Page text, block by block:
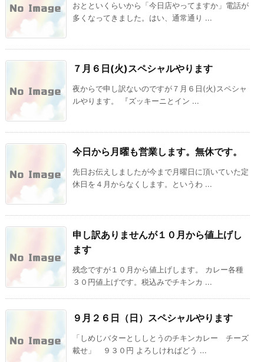
おとといくらいから「今日店やってますか」電話が
多くなってきました。はい、通常通り ...
７月６日(火)スペシャルやります
夜からで申し訳ないのですが７月６日(火)スペシャ
ルやります。 『ズッキーニとイン ...
今日から月曜も営業します。無休です。
先日お伝えしましたが今まで月曜日に頂いていた定
休日を４月からなくします。というわ ...
申し訳ありませんが１０月から値上げし
ます
残念ですが１０月から値上げします。 カレー各種
３０円値上げです。税込みでチキンカ ...
９月２６日（日）スペシャルやります
「しめじバターとししとうのチキンカレー チーズ
載せ」 ９３０円 よろしければどう ...